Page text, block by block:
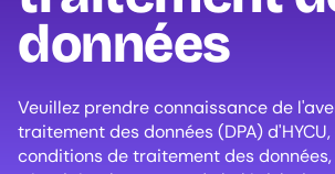
données
Veuillez prendre connaissance de
traitement des données (DPA)
conditions de traitement des